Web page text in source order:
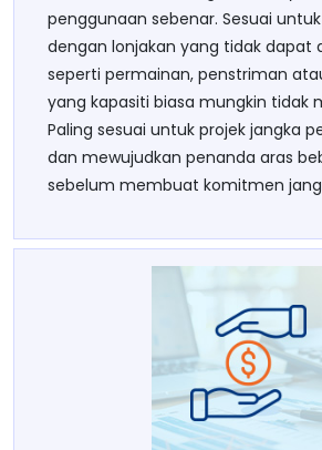
penggunaan sebenar. Sesuai
dengan lonjakan yang tidak dapat
seperti permainan, penstriman
yang kapasiti biasa mungkin tidak
Paling sesuai untuk projek jangka
dan mewujudkan penanda aras
sebelum membuat komitmen